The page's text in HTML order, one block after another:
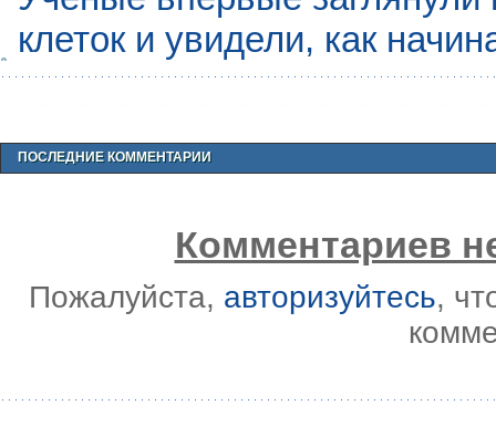
клеток и увидели, как
ПОСЛЕДНИЕ КОММЕНТАРИИ
Комментариев
Пожалуйста, авторизуйтесь,